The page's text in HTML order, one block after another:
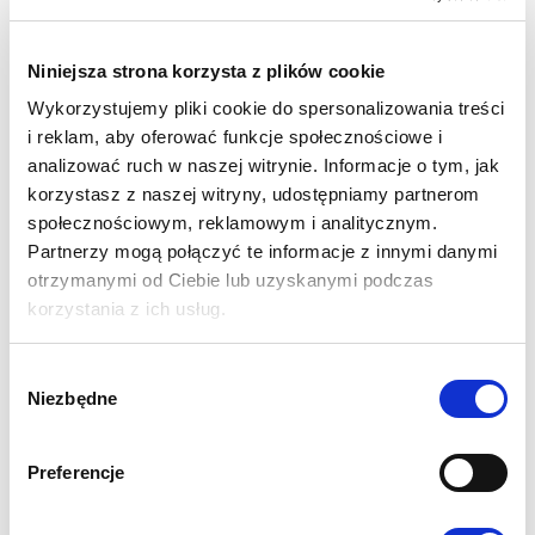
Niniejsza strona korzysta z plików cookie
Wykorzystujemy pliki cookie do spersonalizowania treści
i reklam, aby oferować funkcje społecznościowe i
analizować ruch w naszej witrynie. Informacje o tym, jak
korzystasz z naszej witryny, udostępniamy partnerom
społecznościowym, reklamowym i analitycznym.
Partnerzy mogą połączyć te informacje z innymi danymi
otrzymanymi od Ciebie lub uzyskanymi podczas
korzystania z ich usług.
zgody
Niezbędne
Preferencje
KUKURYDZA LG 31.245
– NA JAKIE GLEBY?
Odmiana kukurydzy na ziarno i kiszonkę LG 31.245 jest
dostosowana do różnych typów gleb, ale najlepiej rośnie
na glebach wilgotnych i ciężkich.
PLONOWANIE
KISZONKĘ I ZIARNO LG
31.245